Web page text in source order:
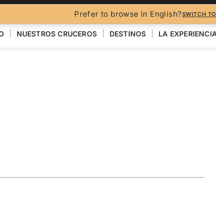
Prefer to browse in English?SWITCH
NUESTROS CRUCEROS DESTINOS LA